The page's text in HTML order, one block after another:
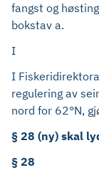
fangst og
bokstav a.
I
I
regulering av
nord for 62°N,
§ 28 (ny) skal
§ 28